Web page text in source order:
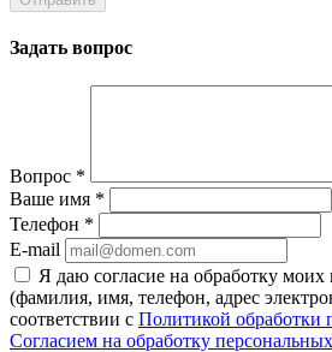
Задать вопрос
Вопрос *
Ваше имя *
Телефон *
E-mail
Я даю согласие на обработку
(фамилия, имя, телефон, адрес
соответствии с Политикой обработки
Согласием на обработку